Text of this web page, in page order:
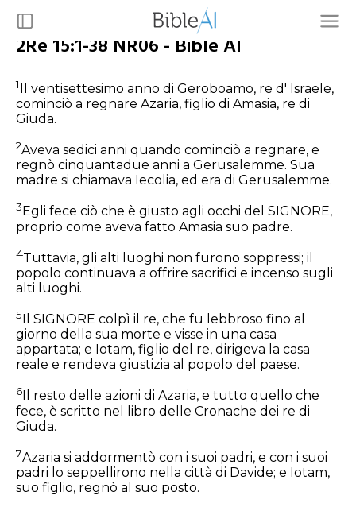
2Re 15:1-38 NR06 - Bible AI
1Il ventisettesimo anno di Geroboamo, re d' Israele,
cominciò a regnare Azaria, figlio di Amasia, re di
Giuda.
2Aveva sedici anni quando cominciò a regnare, e
regnò cinquantadue anni a Gerusalemme. Sua
madre si chiamava Iecolia, ed era di Gerusalemme.
3 Egli fece ciò che è giusto agli occhi del SIGNORE,
proprio come aveva fatto Amasia suo padre.
4Tuttavia, gli alti luoghi non furono soppressi; il
popolo continuava a offrire sacrifici e incenso sugli
alti luoghi.
5
Il SIGNORE colpì il re, che fu lebbroso fino al
giorno della sua morte e visse in una casa
appartata; e Iotam, figlio del re, dirigeva la casa
reale e rendeva giustizia al popolo del paese.
6 Il resto delle azioni di Azaria, e tutto quello che
fece, è scritto nel libro delle Cronache dei re di
Giuda.
7Azaria si addormentò con i suoi padri, e con i suoi
padri lo seppellirono nella città di Davide; e Iotam,
suo figlio, regnò al suo posto.